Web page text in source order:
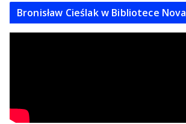
Bronisław Cieślak w Bibliotece Nova